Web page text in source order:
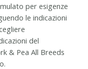
per esigenze
le indicazioni
del
& Pea All Breeds